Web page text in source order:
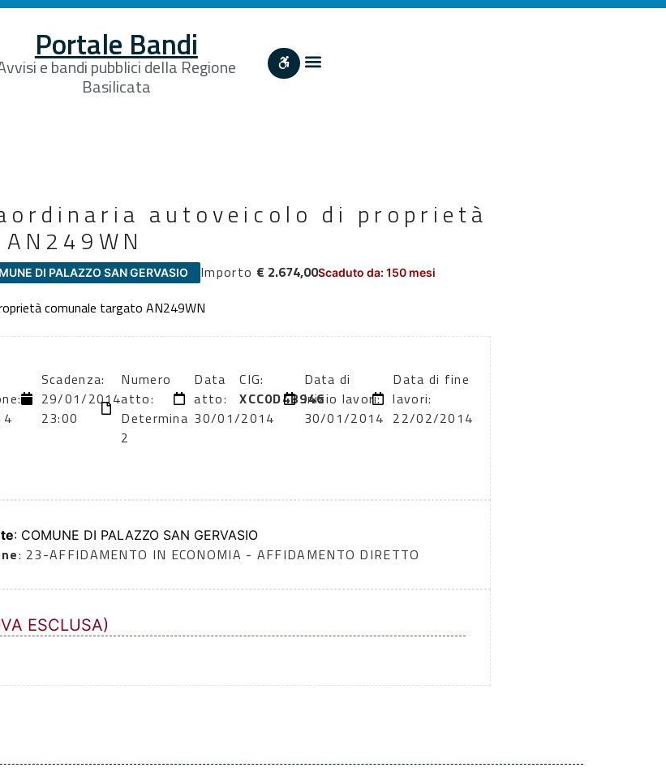
Portale Bandi
e bandi pubblici della Regione
Basilicata
autoveicolo di proprietà
DI PALAZZO SAN GERVASIO Importo € 2.674,00Scaduto da: 150 mesi
comunale targato AN249WN
Scadenza:
29/01/2014
23:00
Numero
atto:
Determina
2
Data
atto:
30/01/2014
CIG:
XCC0D4B946
Data di
inizio lavori:
30/01/2014
Data di fine
lavori:
22/02/2014
: COMUNE DI PALAZZO SAN GERVASIO
: 23-AFFIDAMENTO IN ECONOMIA - AFFIDAMENTO DIRETTO
ESCLUSA)